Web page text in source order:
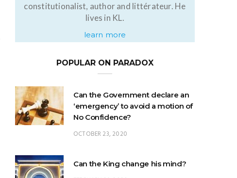
constitutionalist, author and littérateur. He
lives in KL.
learn more
POPULAR ON PARADOX
Can the Government declare an
‘emergency’ to avoid a motion of
No Confidence?
OCTOBER 23, 2020
Can the King change his mind?